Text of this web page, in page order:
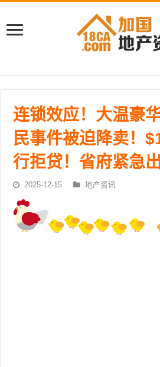
连锁效应！大温豪
民事件被迫降卖！
行拒贷！省府紧急出
2025-12-15 地产资讯